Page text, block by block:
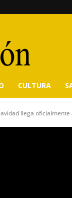
CULTURA
llega